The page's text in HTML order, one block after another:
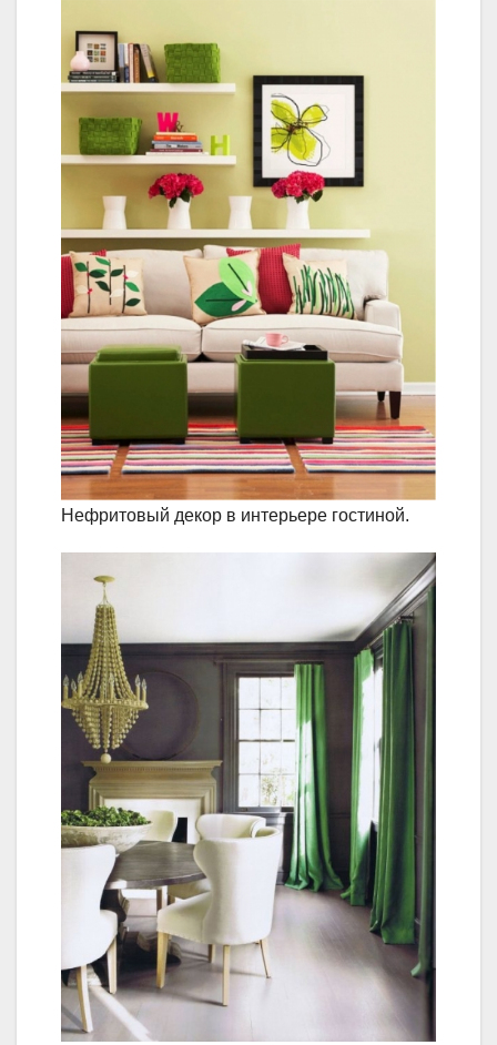
Нефритовый декор в интерьере гостиной.